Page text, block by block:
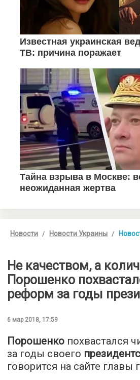
Новости Новости Украины
Не качеством, а
Порошенко
реформ за годы
6 мар 2018, 17:59
Порошенко похвастался
за годы своего
говорится на сайте главы